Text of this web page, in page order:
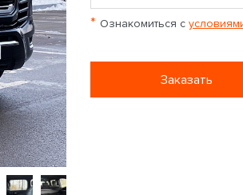
* Ознакомиться с
Заказать